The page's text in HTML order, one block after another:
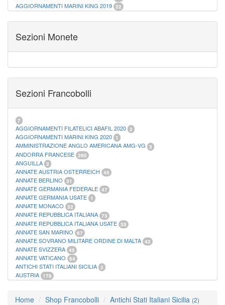
AGGIORNAMENTI MARINI KING 2019 22
ALBUM PER CARTAMONETA 1
CARTELLE FILATELICHE MARINI
21
FOGLI FILATELICI VATICANO 37
FOGLI MARINI PERIODI SEPARATI VATICANO
MATERIALE FILATELICO MARINI 33
RACCOGLITORI XL
Sezioni Monete
Sezioni Francobolli
7
AGGIORNAMENTI FILATELICI ABAFIL 2020 2
AGGIORNAMENTI MARINI KING 2020 1
AMMINISTRAZIONE ANGLO AMERICANA AMG-VG 3
ANDORRA FRANCESE 260
ANGUILLA 2
ANNATE AUSTRIA OSTERREICH 45
ANNATE BERLINO 31
ANNATE GERMANIA FEDERALE 47
ANNATE GERMANIA USATE 1
ANNATE MONACO 32
ANNATE REPUBBLICA ITALIANA 73
ANNATE REPUBBLICA ITALIANA USATE 35
ANNATE SAN MARINO 67
ANNATE SOVRANO MILITARE ORDINE DI MALTA 42
ANNATE SVIZZERA 45
ANNATE VATICANO 64
ANTICHI STATI ITALIANI SICILIA 2
AUSTRIA 178
CASTELROSSO 10
Home Shop Francobolli Antichi Stati Italiani Sicilia (2)